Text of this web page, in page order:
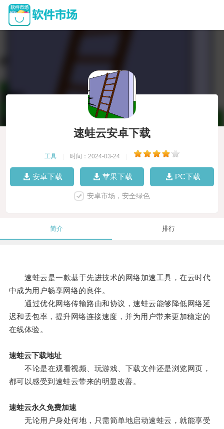
速蛙云安卓下载
工具 时间：2024-03-24
安卓下载 苹果下载 PC下载
安卓市场，安全绿色
简介 排行
速蛙云是一款基于先进技术的网络加速工具，在云时代
中成为用户畅享网络的良伴。
通过优化网络传输路由和协议，速蛙云能够降低网络延
迟和丢包率，提升网络连接速度，并为用户带来更加稳定的
在线体验。
速蛙云下载地址
不论是在观看视频、玩游戏、下载文件还是浏览网页，
都可以感受到速蛙云带来的明显改善。
速蛙云永久免费加速
无论用户身处何地，只需简单地启动速蛙云，就能享受